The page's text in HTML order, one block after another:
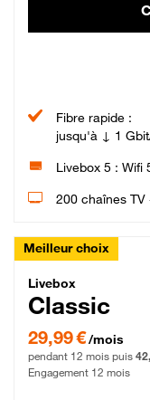
Fibre rapide :
jusqu'à ↓ 1
Livebox 5 : Wifi
200 chaînes TV
Meilleur choix
Livebox
Livebox
Classic
29,99 € par mois
29,99 €/mois
pendant 12 mois puis
Engagement 12 mois